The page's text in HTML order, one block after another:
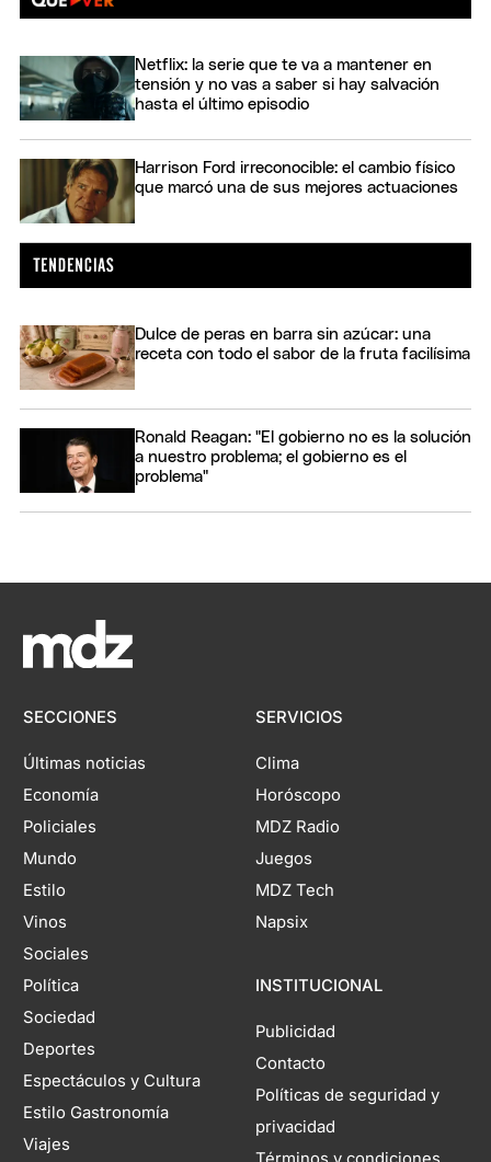
Netflix: la serie que te va a mantener en
tensión y no vas a saber si hay salvación
hasta el último episodio
Harrison Ford irreconocible: el cambio físico
que marcó una de sus mejores actuaciones
Dulce de peras en barra sin azúcar: una
receta con todo el sabor de la fruta facilísima
Ronald Reagan: "El gobierno no es la solución
a nuestro problema; el gobierno es el
problema"
SECCIONES
Últimas noticias
Economía
Policiales
Mundo
Estilo
Vinos
Sociales
Política
Sociedad
Deportes
Espectáculos y Cultura
Estilo Gastronomía
Viajes
SERVICIOS
Clima
Horóscopo
MDZ Radio
Juegos
MDZ Tech
Napsix
INSTITUCIONAL
Publicidad
Contacto
Políticas de seguridad y
privacidad